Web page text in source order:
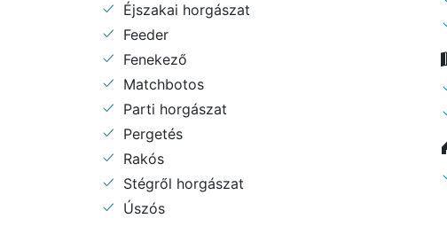
Éjszakai horgászat
Feeder
Fenekező
Matchbotos
Parti horgászat
Pergetés
Rakós
Stégről horgászat
Úszós